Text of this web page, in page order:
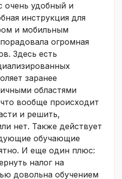
очень удобный и
инструкция для
и мобильным
огромная
Здесь есть
заранее
областями
вообще происходит
и решить,
нет. Также действует
обучающие
И еще один плюс:
налог на
довольна обучением